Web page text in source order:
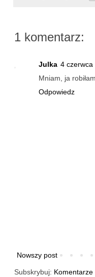
1 komentarz:
Julka 4
Mniam, ja
Odpowiedz
Nowszy post
Subskrybuj: